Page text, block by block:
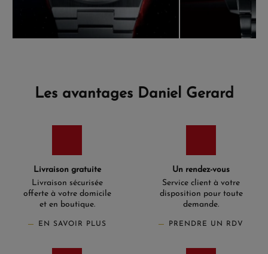
Les avantages Daniel Gerard
Livraison gratuite
Livraison sécurisée
offerte à votre domicile
et en boutique.
EN SAVOIR PLUS
Un rendez-vous
Service client à votre
disposition pour toute
demande.
PRENDRE UN RDV